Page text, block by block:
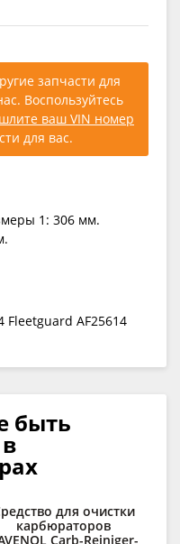
запчасти для
Воспользуйтесь
ваш VIN номер
для вас.
1: 306 мм.
Fleetguard AF25614
быть
для очистки
карбюраторов
Carb-Reiniger-